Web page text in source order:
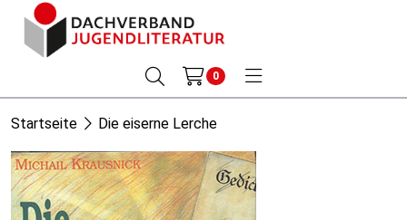
0
Startseite Die eiserne Lerche